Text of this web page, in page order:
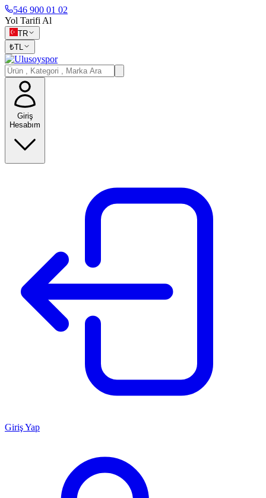
546 900 01 02
Yol Tarifi Al
TR
₺TL
Giriş
Hesabım
Giriş Yap